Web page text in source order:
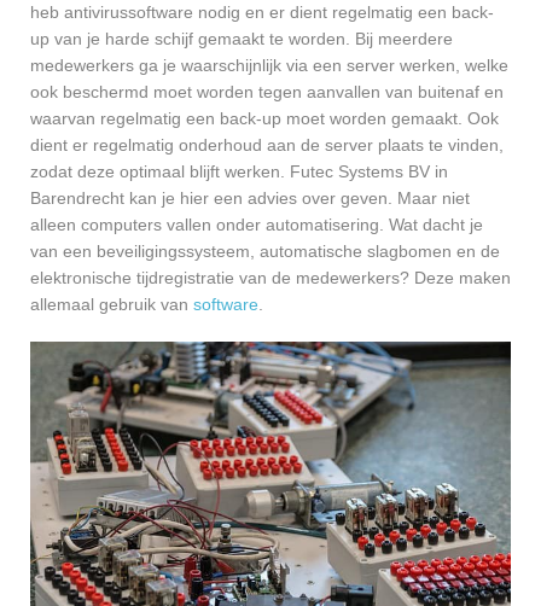
heb antivirussoftware nodig en er dient regelmatig een back-
up van je harde schijf gemaakt te worden. Bij meerdere
medewerkers ga je waarschijnlijk via een server werken, welke
ook beschermd moet worden tegen aanvallen van buitenaf en
waarvan regelmatig een back-up moet worden gemaakt. Ook
dient er regelmatig onderhoud aan de server plaats te vinden,
zodat deze optimaal blijft werken. Futec Systems BV in
Barendrecht kan je hier een advies over geven. Maar niet
alleen computers vallen onder automatisering. Wat dacht je
van een beveiligingssysteem, automatische slagbomen en de
elektronische tijdregistratie van de medewerkers? Deze maken
allemaal gebruik van software